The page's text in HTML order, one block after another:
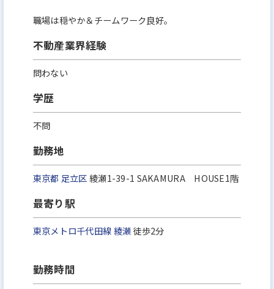
職場は穏やか＆チームワーク良好。
不動産業界経験
問わない
学歴
不問
勤務地
東京都 足立区綾瀬1-39-1 SAKAMURA HOUSE1階
最寄り駅
東京メトロ千代田線綾瀬徒歩2分
勤務時間